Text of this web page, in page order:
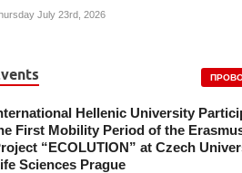
July 23rd, 2026
Hellenic University
First Mobility Period of the
“ECOLUTION” at Czech
Sciences Prague